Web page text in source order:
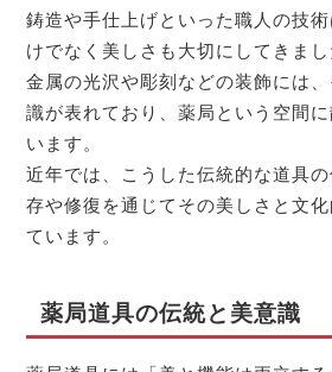
鋳造や手仕上げといった職人の技
けでなく美しさも大切にしてきまし
金属の光沢や彫刻などの装飾には
識が表れており、薬局という空間
います。
近年では、こうした伝統的な道具
存や修復を通じてその美しさと文
ています。
薬局道具の伝統と美意識